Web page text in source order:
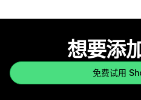
想要添
免费试用